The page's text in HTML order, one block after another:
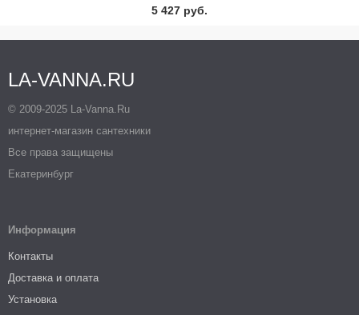
5 427 руб.
LA-VANNA.RU
© 2009-2025 La-Vanna.Ru
интернет-магазин сантехники
Все права защищены
Екатеринбург
Информация
Контакты
Доставка и оплата
Установка